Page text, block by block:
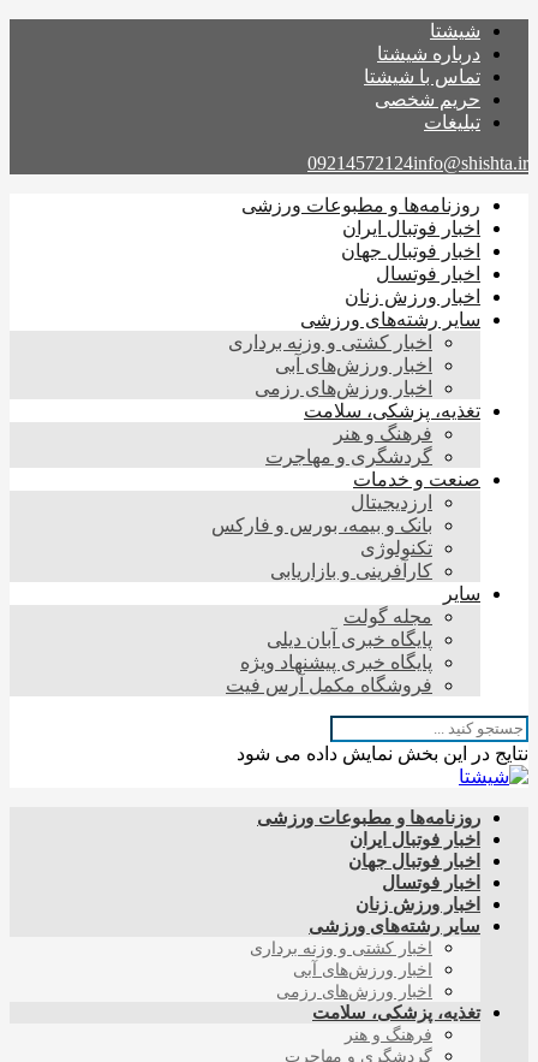
شیشتا
درباره شیشتا
تماس با شیشتا
حریم شخصی
تبلیغات
09214572124info@shishta.ir
روزنامه‌ها و مطبوعات ورزشی
اخبار فوتبال ایران
اخبار فوتبال جهان
اخبار فوتسال
اخبار ورزش زنان
سایر رشته‌های ورزشی
اخبار کشتی و وزنه برداری
اخبار ورزش‌های آبی
اخبار ورزش‌های رزمی
تغذیه، پزشکی، سلامت
فرهنگ و هنر
گردشگری و مهاجرت
صنعت و خدمات
ارزدیجیتال
بانک و بیمه، بورس و فارکس
تکنولوژی
کارآفرینی و بازاریابی
سایر
مجله گولت
پایگاه خبری آبان دیلی
پایگاه خبری پیشنهاد ویژه
فروشگاه مکمل آرس فیت
نتایج در این بخش نمایش داده می شود
روزنامه‌ها و مطبوعات ورزشی
اخبار فوتبال ایران
اخبار فوتبال جهان
اخبار فوتسال
اخبار ورزش زنان
سایر رشته‌های ورزشی
اخبار کشتی و وزنه برداری
اخبار ورزش‌های آبی
اخبار ورزش‌های رزمی
تغذیه، پزشکی، سلامت
فرهنگ و هنر
گردشگری و مهاجرت